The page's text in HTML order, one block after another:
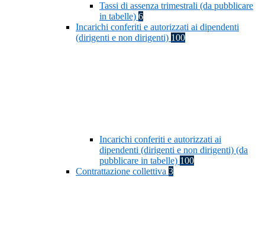
Tassi di assenza trimestrali (da pubblicare
in tabelle) 6
Incarichi conferiti e autorizzati ai dipendenti
(dirigenti e non dirigenti) 100
Incarichi conferiti e autorizzati ai
dipendenti (dirigenti e non dirigenti) (da
pubblicare in tabelle) 100
Contrattazione collettiva 3